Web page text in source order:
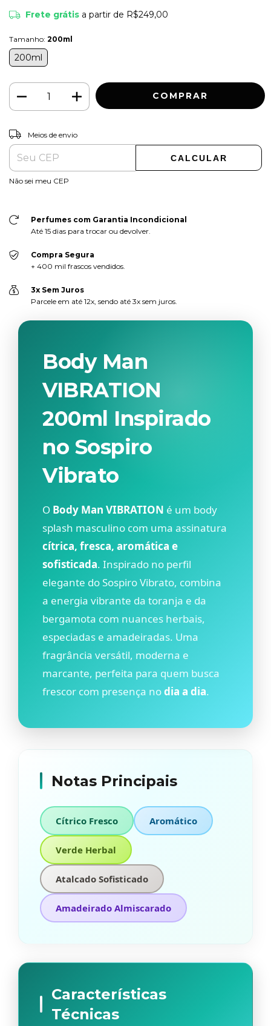
Frete grátis a partir de R$249,00
Tamanho: 200ml
200ml
Entregas para o CEP:
Meios de envio
CALCULAR
Não sei meu CEP
Perfumes com Garantia Incondicional
Até 15 dias para trocar ou devolver.
Compra Segura
+ 400 mil frascos vendidos.
3x Sem Juros
Parcele em até 12x, sendo até 3x sem juros.
Body Man
VIBRATION
200ml Inspirado
no Sospiro
Vibrato
O Body Man VIBRATION é um body
splash masculino com uma assinatura
cítrica, fresca, aromática e
sofisticada. Inspirado no perfil
elegante do Sospiro Vibrato, combina
a energia vibrante da toranja e da
bergamota com nuances herbais,
especiadas e amadeiradas. Uma
fragrância versátil, moderna e
marcante, perfeita para quem busca
frescor com presença nodia a dia.
Notas Principais
Cítrico Fresco Aromático
Verde Herbal
Atalcado Sofisticado
Amadeirado Almiscarado
Características
Técnicas